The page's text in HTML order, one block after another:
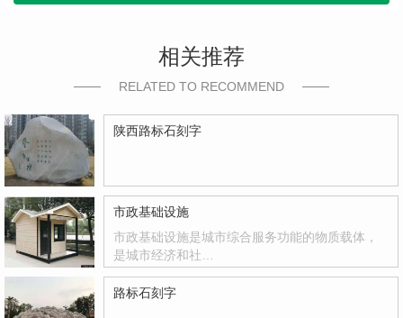
相关推荐
RELATED TO RECOMMEND
陕西路标石刻字
市政基础设施
市政基础设施是城市综合服务功能的物质载体，
是城市经济和社…
路标石刻字